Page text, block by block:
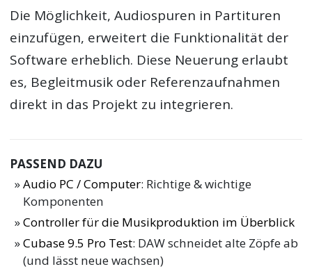
Die Möglichkeit, Audiospuren in Partituren
einzufügen, erweitert die Funktionalität der
Software erheblich. Diese Neuerung erlaubt
es, Begleitmusik oder Referenzaufnahmen
direkt in das Projekt zu integrieren.
PASSEND DAZU
Audio PC / Computer: Richtige & wichtige
Komponenten
Controller für die Musikproduktion im Überblick
Cubase 9.5 Pro Test: DAW schneidet alte Zöpfe ab
(und lässt neue wachsen)